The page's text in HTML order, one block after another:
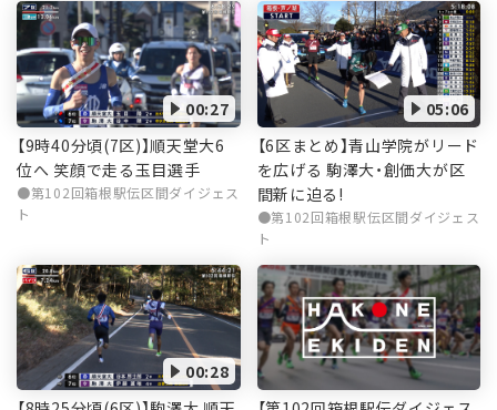
00:27
【9時40分頃(7区)】順天堂大6
位へ 笑顔で走る玉目選手
第102回箱根駅伝区間ダイジェス
ト
05:06
【6区まとめ】青山学院がリード
を広げる 駒澤大・創価大が区
間新に迫る!
第102回箱根駅伝区間ダイジェス
ト
00:28